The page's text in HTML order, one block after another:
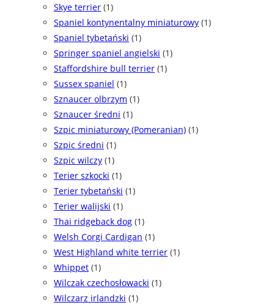
Skye terrier (1)
Spaniel kontynentalny miniaturowy (1)
Spaniel tybetański (1)
Springer spaniel angielski (1)
Staffordshire bull terrier (1)
Sussex spaniel (1)
Sznaucer olbrzym (1)
Sznaucer średni (1)
Szpic miniaturowy (Pomeranian) (1)
Szpic średni (1)
Szpic wilczy (1)
Terier szkocki (1)
Terier tybetański (1)
Terier walijski (1)
Thai ridgeback dog (1)
Welsh Corgi Cardigan (1)
West Highland white terrier (1)
Whippet (1)
Wilczak czechosłowacki (1)
Wilczarz irlandzki (1)